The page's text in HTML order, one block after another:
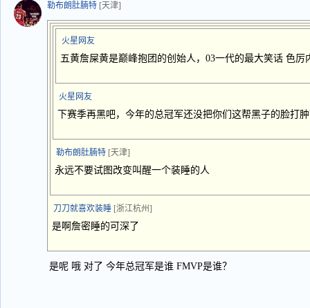
勒布朗肚腩特 [天津]
火星网友
五黄詹屎黄是巅峰抱团的创始人，03一代的最大笑话 色厉
火星网友
下赛季再黑吧，今年的总冠军还没把你们这帮黑子的脸打
勒布朗肚腩特 [天津]
永远不要试图改变叫醒一个装睡的人
刀刀就喜欢装睡 [浙江杭州]
是啊詹密睡的可深了
是呢 哦 对了 今年总冠军是谁 FMVP是谁？